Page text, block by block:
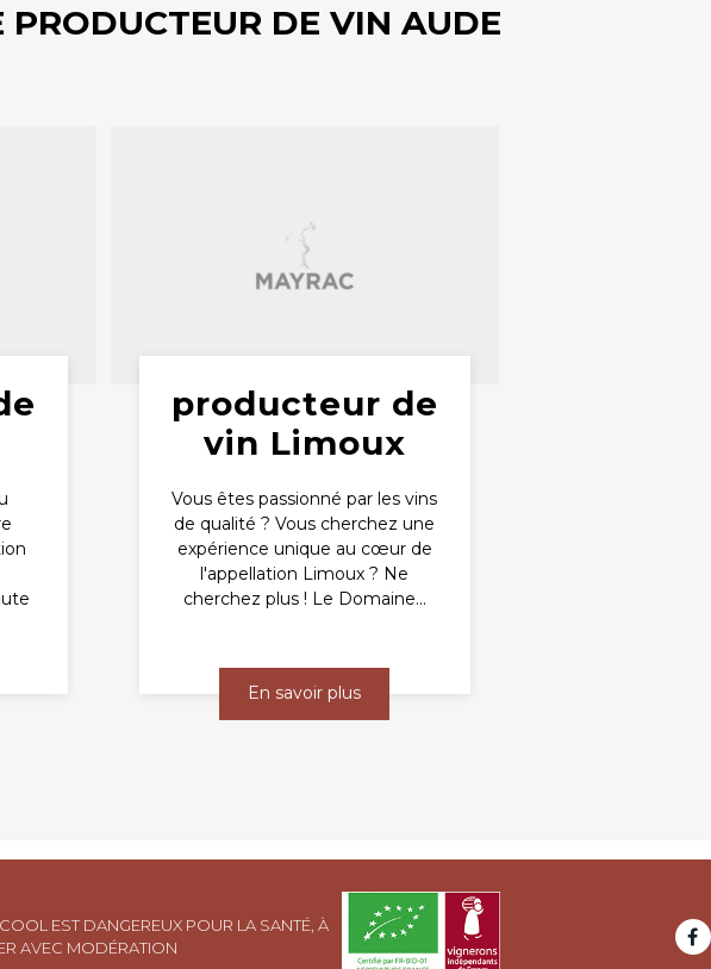
DE VIN AUDE
producteur de
vin Limoux
Vous êtes passionné par les vins
de qualité ? Vous cherchez une
expérience unique au cœur de
l'appellation Limoux ? Ne
cherchez plus ! Le Domaine...
En savoir plus
EST DANGEREUX POUR LA SANTÉ, À
AVEC MODÉRATION